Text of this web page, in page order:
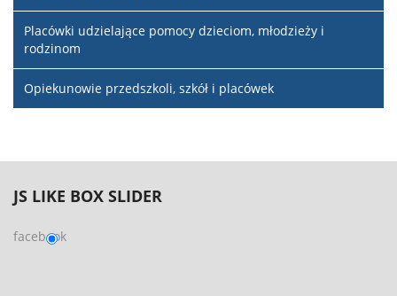
Placówki udzielające pomocy dzieciom, młodzieży i
rodzinom
Opiekunowie przedszkoli, szkół i placówek
JS LIKE BOX SLIDER
facebook